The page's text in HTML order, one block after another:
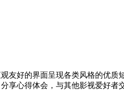
好的界面呈现各类风格的优
享心得体会，与其他影视爱好